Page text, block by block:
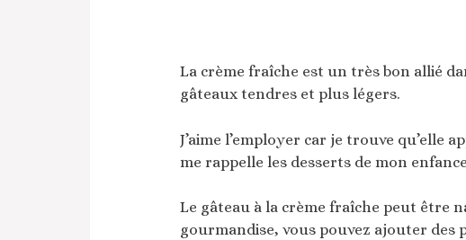
La crème fraîche est un très bon allié
gâteaux tendres et plus légers.
J’aime l’employer car je trouve qu’elle
me rappelle les desserts de mon
Le gâteau à la crème fraîche peut être
gourmandise, vous pouvez ajouter des